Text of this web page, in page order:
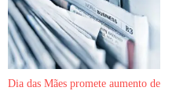
Dia das Mães promete aumento de